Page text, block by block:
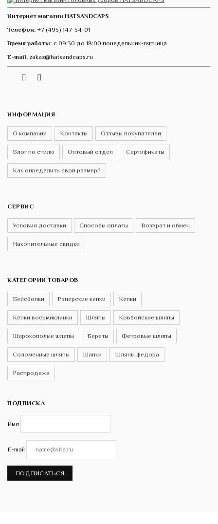
Интернет магазин HATSANDCAPS
Телефон: +7 (495) 147-54-01
Время работы: с 09:30 до 18:00 понедельник-пятница
E-mail. zakaz@hatsandcaps.ru
Telegram
ИНФОРМАЦИЯ
О компании Контакты Отзывы покупателей
Блог по стилю Оптовый отдел Сертификаты
Как определить свой размер?
СЕРВИС
Условия доставки Способы оплаты Возврат и обмен
Накопительные скидки
КАТЕГОРИИ ТОВАРОВ
Бейсболки Рэперские кепки Кепки
Кепки восьмиклинки Шляпы Ковбойские шляпы
Широкополые шляпы Береты Фетровые шляпы
Соломенные шляпы Шапки Шляпы федора
Распродажа
ПОДПИСКА
Имя
E-mail
ПОДПИСАТЬСЯ